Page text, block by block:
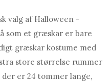
valg af Halloween -
som et græskar er bare
græskar kostume med
store størrelse rummer
er 24 tommer lange,